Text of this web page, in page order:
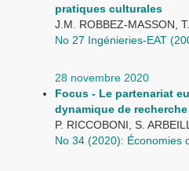
pratiques culturales
J.M. ROBBEZ-MASSON,
No 27 Ingénieries-EAT
28 novembre 2020
Focus - Le partenariat
dynamique de
P. RICCOBONI, S.
No 34 (2020): Économies